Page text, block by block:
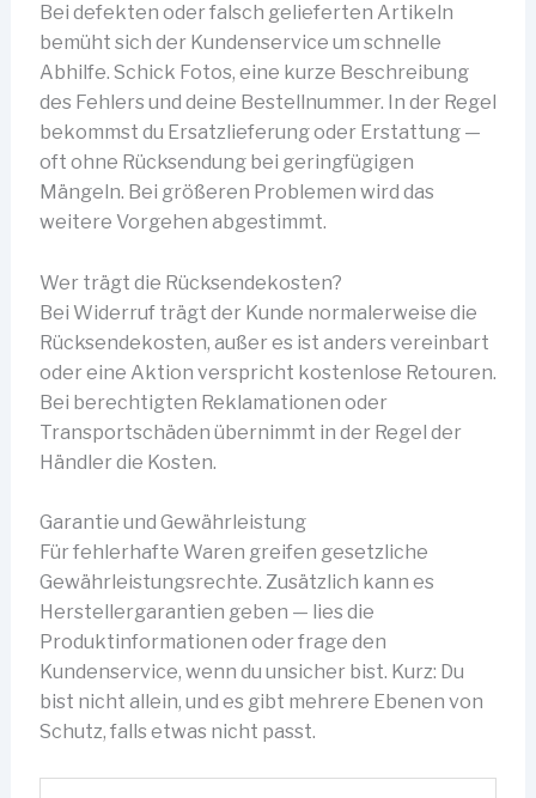
Bei defekten oder falsch gelieferten Artikeln
bemüht sich der Kundenservice um schnelle
Abhilfe. Schick Fotos, eine kurze Beschreibung
des Fehlers und deine Bestellnummer. In der Regel
bekommst du Ersatzlieferung oder Erstattung —
oft ohne Rücksendung bei geringfügigen
Mängeln. Bei größeren Problemen wird das
weitere Vorgehen abgestimmt.
Wer trägt die Rücksendekosten?
Bei Widerruf trägt der Kunde normalerweise die
Rücksendekosten, außer es ist anders vereinbart
oder eine Aktion verspricht kostenlose Retouren.
Bei berechtigten Reklamationen oder
Transportschäden übernimmt in der Regel der
Händler die Kosten.
Garantie und Gewährleistung
Für fehlerhafte Waren greifen gesetzliche
Gewährleistungsrechte. Zusätzlich kann es
Herstellergarantien geben — lies die
Produktinformationen oder frage den
Kundenservice, wenn du unsicher bist. Kurz: Du
bist nicht allein, und es gibt mehrere Ebenen von
Schutz, falls etwas nicht passt.